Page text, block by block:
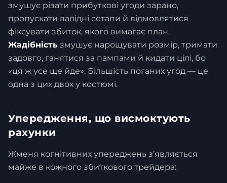
змушує різати прибуткові угоди зарано,
пропускати валідні сетапи й відмовлятися
фіксувати збиток, якого вимагає план.
Жадібність змушує нарощувати розмір, тримати
задовго, ганятися за пампами й кидати цілі, бо
«ця ж усе ще йде». Більшість поганих угод — це
одна з цих двох у костюмі.
Упередження, що висмоктують
рахунки
Жменя когнітивних упереджень з’являється
майже в кожного збиткового трейдера: